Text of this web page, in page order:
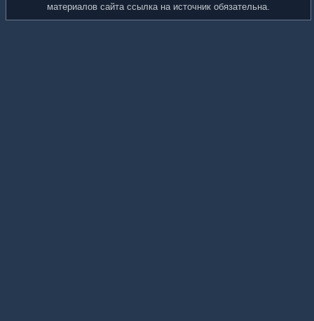
материалов сайта ссылка на источник обязательна.